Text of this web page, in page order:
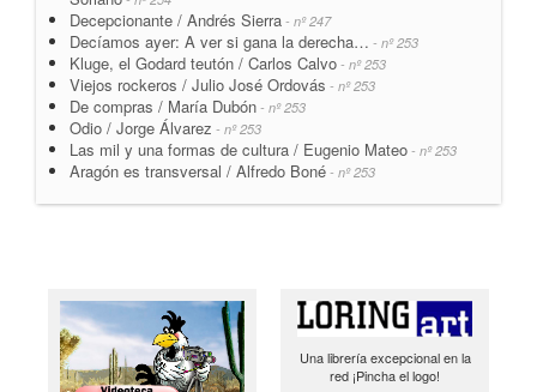
Decepcionante / Andrés Sierra - nº 247
Decíamos ayer: A ver si gana la derecha… - nº 253
Kluge, el Godard teutón / Carlos Calvo - nº 253
Viejos rockeros / Julio José Ordovás - nº 253
De compras / María Dubón - nº 253
Odio / Jorge Álvarez - nº 253
Las mil y una formas de cultura / Eugenio Mateo - nº 253
Aragón es transversal / Alfredo Boné - nº 253
Una librería excepcional en la
red ¡Pincha el logo!